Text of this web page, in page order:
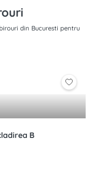
din Bucuresti pentru
B